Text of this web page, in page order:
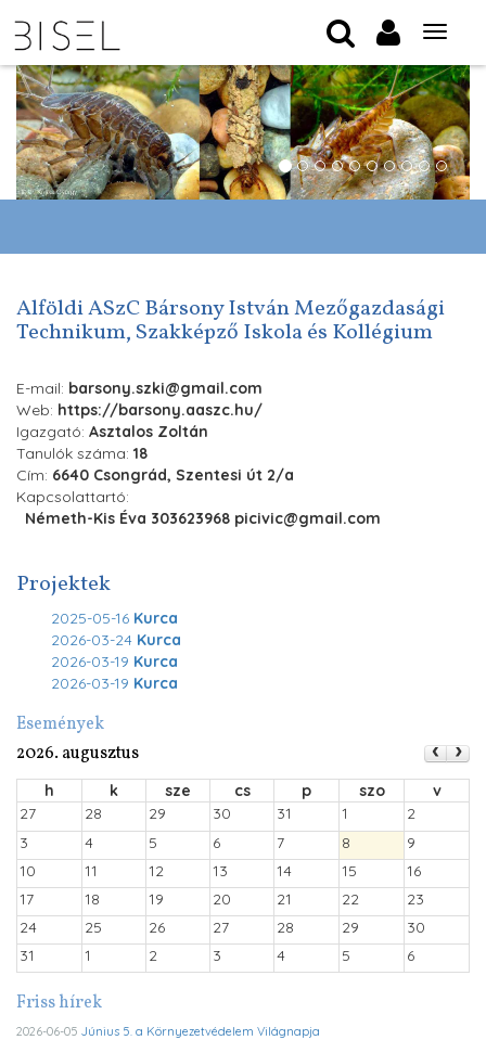
Alföldi ASzC Bársony István Mezőgazdasági
Technikum, Szakképző Iskola és Kollégium
E-mail: barsony.szki@gmail.com
Web: https://barsony.aaszc.hu/
Igazgató: Asztalos Zoltán
Tanulók száma: 18
Cím: 6640 Csongrád, Szentesi út 2/a
Kapcsolattartó:
Németh-Kis Éva 303623968 picivic@gmail.com
Projektek
2025-05-16 Kurca
2026-03-24 Kurca
2026-03-19 Kurca
2026-03-19 Kurca
Események
2026. augusztus
h k sze cs p szo
v
27
28 29 30 31 1
2
3
4 5 6 7 8
9
10
11 12 13 14 15
16
17
18 19 20 21 22
23
24
25 26 27 28 29
30
31
1 2 3 4 5 6
Friss hírek
2026-06-05 Június 5. a Környezetvédelem Világnapja